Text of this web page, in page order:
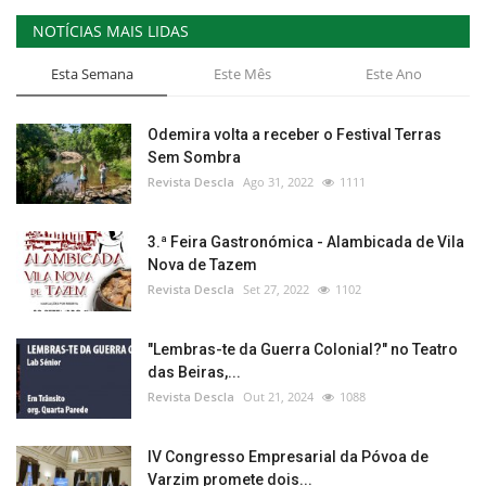
NOTÍCIAS MAIS LIDAS
Esta Semana Este Mês Este Ano
Odemira volta a receber o Festival Terras
Sem Sombra
Revista Descla Ago 31, 2022 1111
3.ª Feira Gastronómica - Alambicada de Vila
Nova de Tazem
Revista Descla Set 27, 2022 1102
"Lembras-te da Guerra Colonial?" no Teatro
das Beiras,...
Revista Descla Out 21, 2024 1088
IV Congresso Empresarial da Póvoa de
Varzim promete dois...